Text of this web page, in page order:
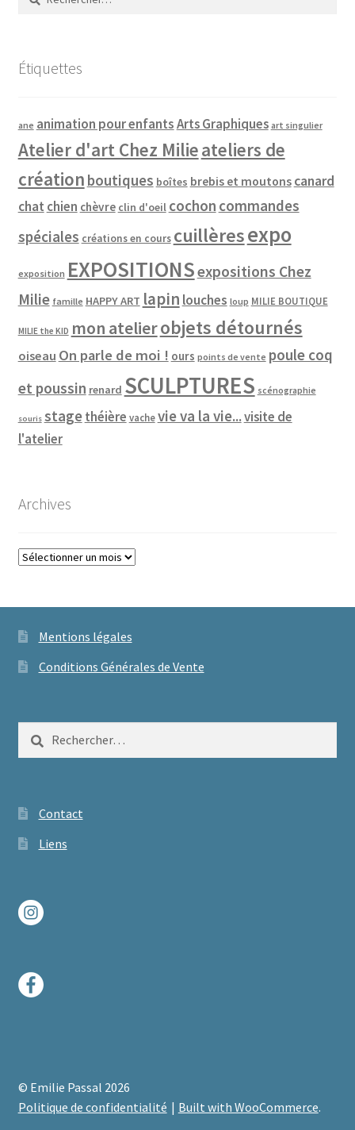
Étiquettes
ane animation pour enfantsArts Graphiques art singulier
Atelier d'art Chez Milieateliers de
création boutiques boîtes brebis et moutons canard
chat chien chèvre clin d'oeil cochon commandes
spéciales créations en cours cuillèresexpo
exposition EXPOSITIONSexpositions Chez
Milie famille HAPPY ART lapin louches loup MILIE BOUTIQUE
MILIE the KID mon atelierobjets détournés
oiseau On parle de moi ! ours points de vente poule coq
et poussin renard SCULPTURES scénographie
souris stagethéière vache vie va la vie...visite de
l'atelier
Archives
Archives
Mentions légales
Conditions Générales de Vente
Rechercher :
Contact
Liens
© Emilie Passal 2026
Politique de confidentialité
Built with WooCommerce.